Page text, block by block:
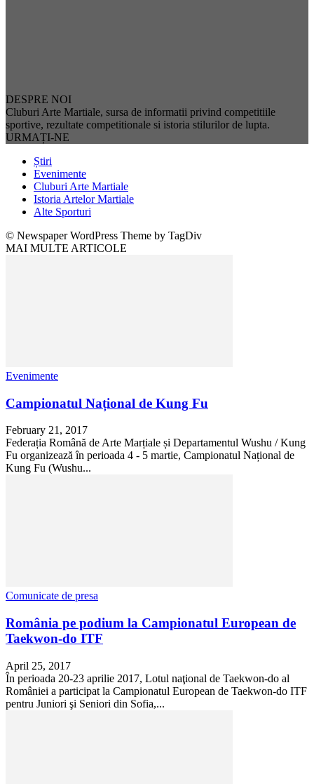
DESPRE NOI
Cluburi Arte Martiale, sursa de informatii privind competitiile
sportive, rezultate competitionale si istoria stilurilor de lupta.
URMAȚI-NE
Știri
Evenimente
Cluburi Arte Martiale
Istoria Artelor Martiale
Alte Sporturi
© Newspaper WordPress Theme by TagDiv
MAI MULTE ARTICOLE
Evenimente
Campionatul Național de Kung Fu
February 21, 2017
Federația Română de Arte Marțiale și Departamentul Wushu / Kung
Fu organizează în perioada 4 - 5 martie, Campionatul Național de
Kung Fu (Wushu...
Comunicate de presa
România pe podium la Campionatul European de
Taekwon-do ITF
April 25, 2017
În perioada 20-23 aprilie 2017, Lotul naţional de Taekwon-do al
României a participat la Campionatul European de Taekwon-do ITF
pentru Juniori şi Seniori din Sofia,...